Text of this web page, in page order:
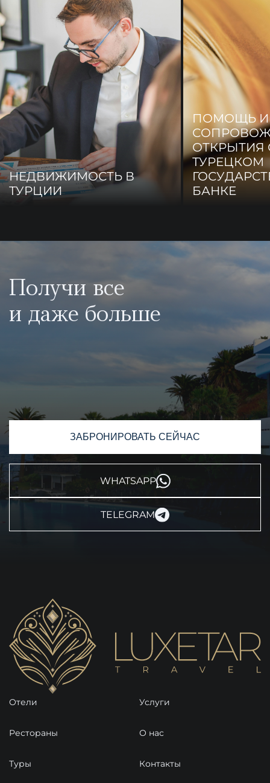
НЕДВИЖИМОСТЬ В
ТУРЦИИ
ПОМОЩЬ И
ОТКРЫТИЯ
ТУРЕЦКОМ
БАНКЕ
Получи все
и даже больше
ЗАБРОНИРОВАТЬ СЕЙЧАС
WHATSAPP
TELEGRAM
Отели Услуги
Рестораны О нас
Туры Контакты